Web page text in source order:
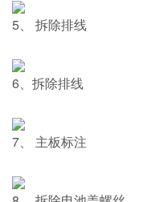
5、 拆除排线
6、拆除排线
7、 主板标注